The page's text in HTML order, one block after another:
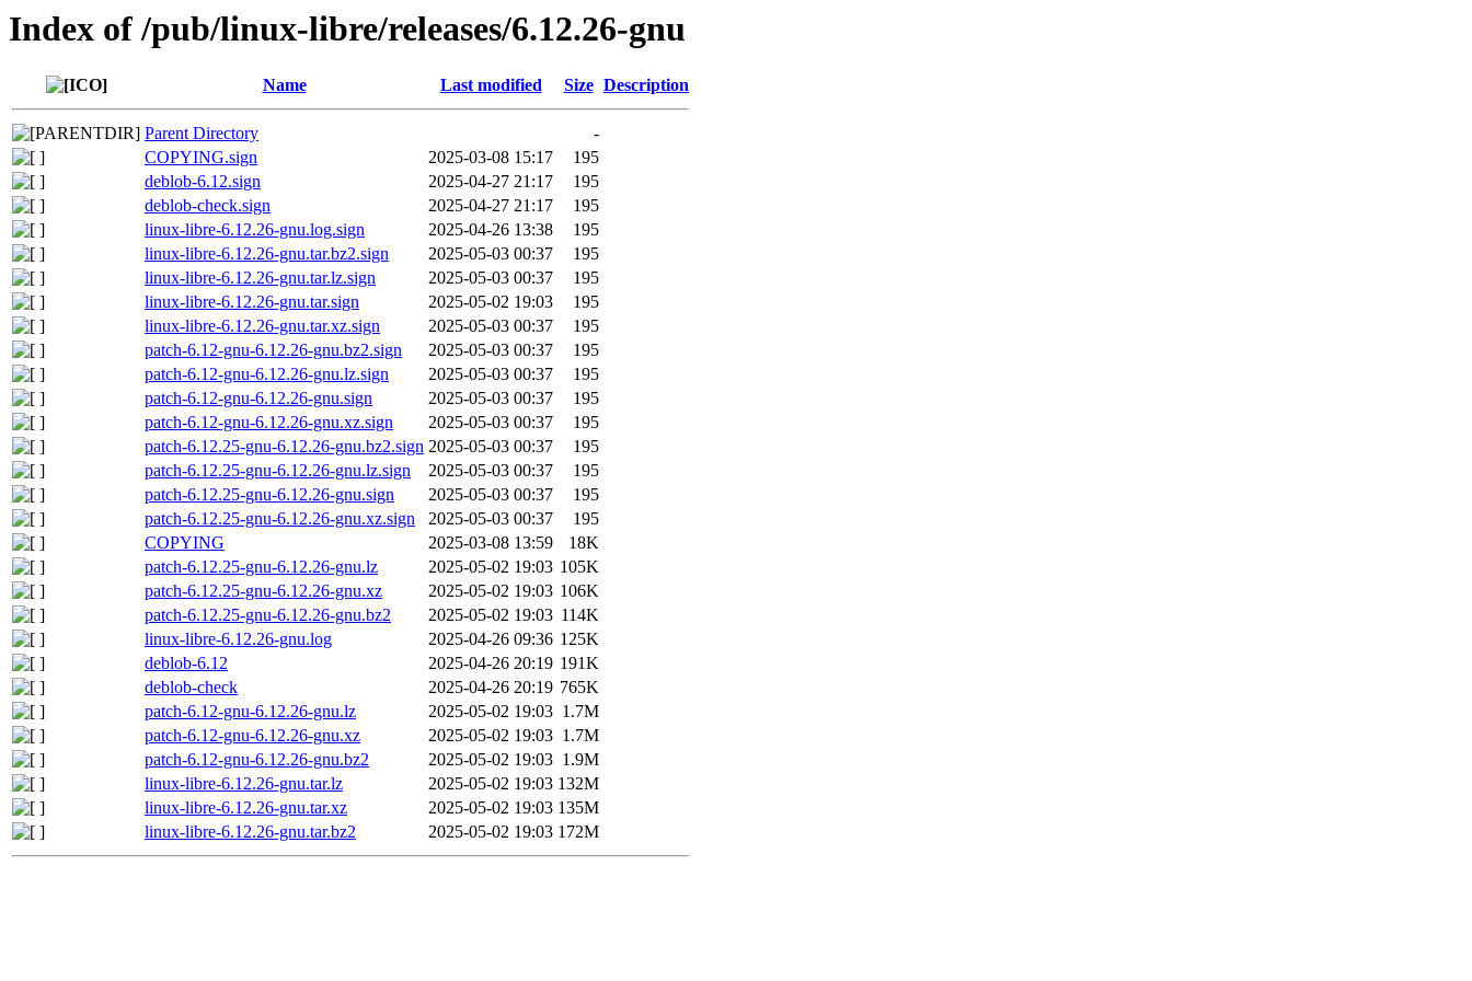
Index of /pub/linux-libre/releases/6.12.26-gnu
Name Last modified Size Description
Parent Directory
-
COPYING.sign
2025-03-08 15:17
195
deblob-6.12.sign
2025-04-27 21:17
195
deblob-check.sign
2025-04-27 21:17
195
linux-libre-6.12.26-gnu.log.sign
2025-04-26 13:38
195
linux-libre-6.12.26-gnu.tar.bz2.sign
2025-05-03 00:37
195
linux-libre-6.12.26-gnu.tar.lz.sign
2025-05-03 00:37
195
linux-libre-6.12.26-gnu.tar.sign
2025-05-02 19:03
195
linux-libre-6.12.26-gnu.tar.xz.sign
2025-05-03 00:37
195
patch-6.12-gnu-6.12.26-gnu.bz2.sign
2025-05-03 00:37
195
patch-6.12-gnu-6.12.26-gnu.lz.sign
2025-05-03 00:37
195
patch-6.12-gnu-6.12.26-gnu.sign
2025-05-03 00:37
195
patch-6.12-gnu-6.12.26-gnu.xz.sign
2025-05-03 00:37
195
patch-6.12.25-gnu-6.12.26-gnu.bz2.sign 2025-05-03 00:37
195
patch-6.12.25-gnu-6.12.26-gnu.lz.sign
2025-05-03 00:37
195
patch-6.12.25-gnu-6.12.26-gnu.sign
2025-05-03 00:37
195
patch-6.12.25-gnu-6.12.26-gnu.xz.sign
2025-05-03 00:37
195
COPYING
2025-03-08 13:59
18K
patch-6.12.25-gnu-6.12.26-gnu.lz
2025-05-02 19:03 105K
patch-6.12.25-gnu-6.12.26-gnu.xz
2025-05-02 19:03 106K
patch-6.12.25-gnu-6.12.26-gnu.bz2
2025-05-02 19:03 114K
linux-libre-6.12.26-gnu.log
2025-04-26 09:36 125K
deblob-6.12
2025-04-26 20:19 191K
deblob-check
2025-04-26 20:19 765K
patch-6.12-gnu-6.12.26-gnu.lz
2025-05-02 19:03 1.7M
patch-6.12-gnu-6.12.26-gnu.xz
2025-05-02 19:03 1.7M
patch-6.12-gnu-6.12.26-gnu.bz2
2025-05-02 19:03 1.9M
linux-libre-6.12.26-gnu.tar.lz
2025-05-02 19:03 132M
linux-libre-6.12.26-gnu.tar.xz
2025-05-02 19:03 135M
linux-libre-6.12.26-gnu.tar.bz2
2025-05-02 19:03 172M